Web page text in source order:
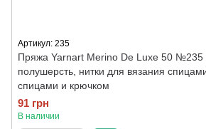
Артикул: 235
Пряжа Yarnart Merino De Luxe 50 №235
полушерсть, нитки для вязания
спицами и крючком
91 грн
В наличии